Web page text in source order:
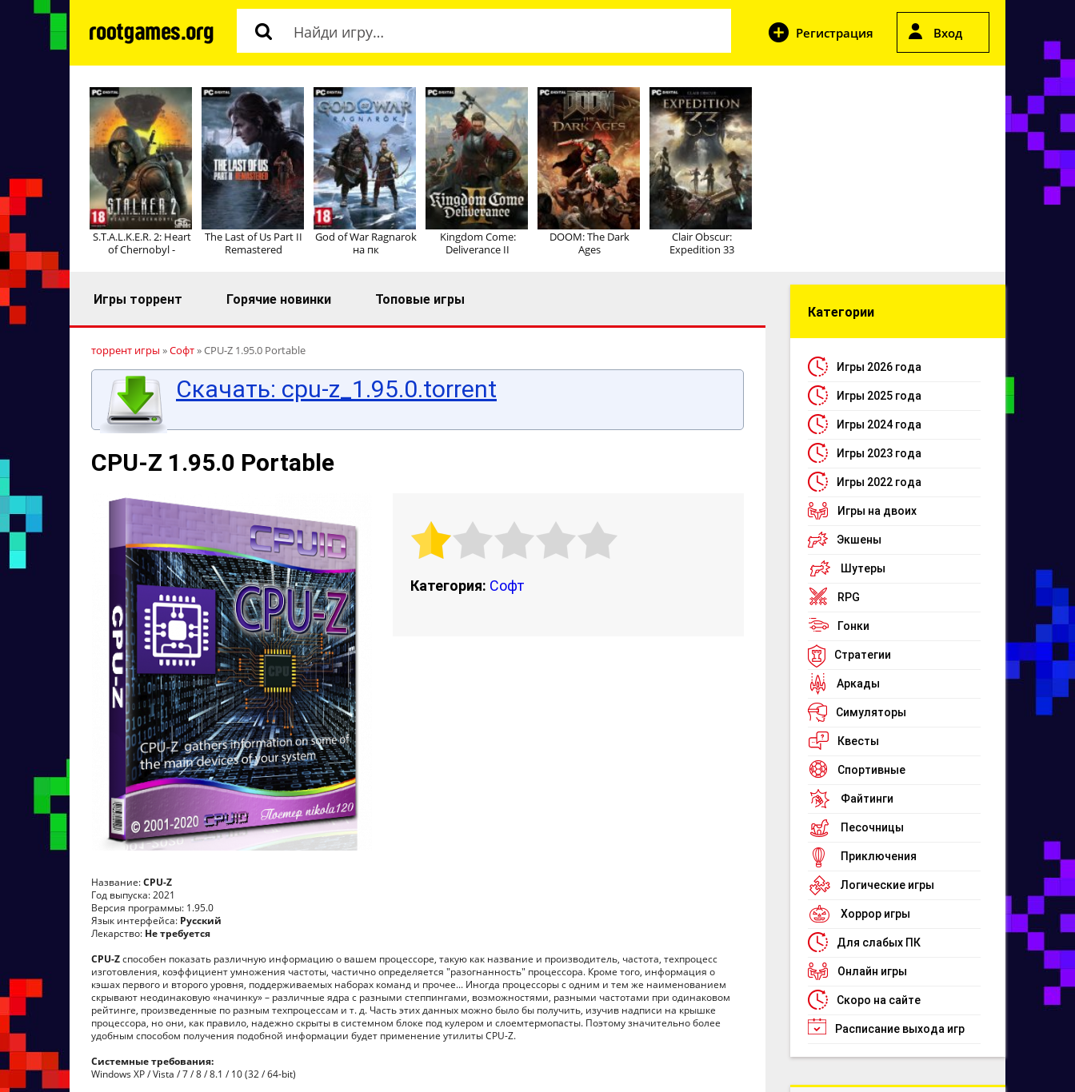
Регистрация Вход
S.T.A.L.K.E.R. 2: Heart
of Chernobyl -
The Last of Us Part II
Remastered
God of War Ragnarok
на пк
Kingdom Come:
Deliverance II
DOOM: The Dark
Ages
Clair Obscur:
Expedition 33
Игры торрент Горячие новинки Топовые игры
торрент игры »Софт» CPU-Z 1.95.0 Portable
Скачать: cpu-z_1.95.0.torrent
CPU-Z 1.95.0 Portable
Категория: Софт
Название:CPU-Z
Год выпуска: 2021
Версия программы: 1.95.0
Язык интерфейса: Русский
Лекарство: Не требуется
CPU-Zспособен показать различную информацию о вашем процессоре, такую как название и производитель, частота, техпроцесс
изготовления, коэффициент умножения частоты, частично определяется "разогнанность" процессора. Кроме того, информация о
кэшах первого и второго уровня, поддерживаемых наборах команд и прочее... Иногда процессоры с одним и тем же наименованием
скрывают неодинаковую «начинку» – различные ядра с разными степпингами, возможностями, разными частотами при одинаковом
рейтинге, произведенные по разным техпроцессам и т. д. Часть этих данных можно было бы получить, изучив надписи на крышке
процессора, но они, как правило, надежно скрыты в системном блоке под кулером и слоемтермопасты. Поэтому значительно более
удобным способом получения подобной информации будет применение утилиты CPU-Z.
Системные требования:
Windows XP / Vista / 7 / 8 / 8.1 / 10 (32 / 64-bit)
Категории
Игры 2026 года
Игры 2025 года
Игры 2024 года
Игры 2023 года
Игры 2022 года
Игры на двоих
Экшены
Шутеры
RPG
Гонки
Стратегии
Аркады
Симуляторы
Квесты
Спортивные
Файтинги
Песочницы
Приключения
Логические игры
Хоррор игры
Для слабых ПК
Онлайн игры
Скоро на сайте
Расписание выхода игр